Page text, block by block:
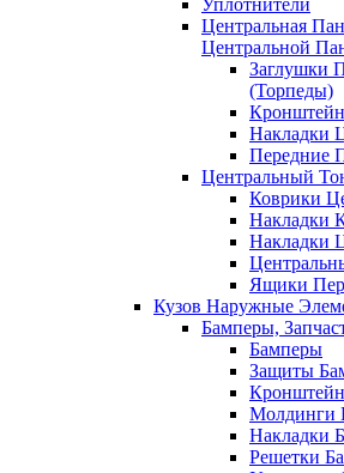
Уплотнители
Центральная
Центральной
Заглушки
(Торпеды)
Накладки
Передние
Центральный
Коврики
Накладки
Накладки
Ящики
Кузов Наружные
Бамперы,
Бамперы
Защиты
Молдинги
Накладки
Решетки